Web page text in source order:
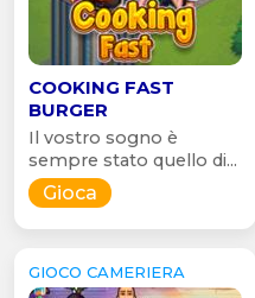
COOKING FAST
BURGER
Il vostro sogno è
sempre stato quello di...
Gioca
GIOCO CAMERIERA